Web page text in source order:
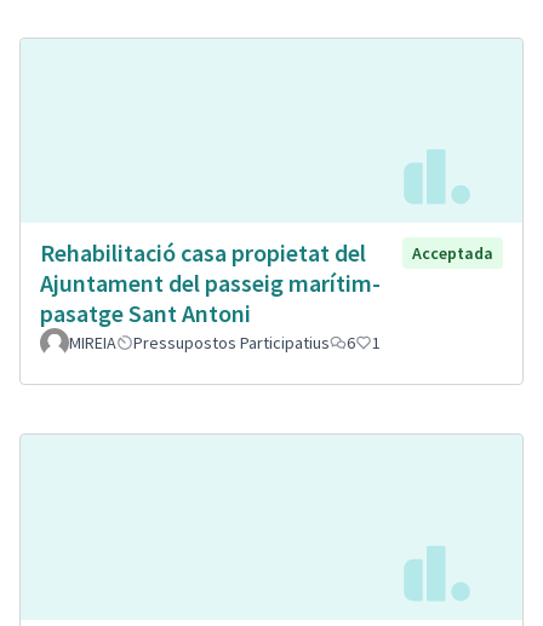
Rehabilitació casa propietat del
Ajuntament del passeig marítim-
pasatge Sant Antoni
Acceptada
MIREIA Pressupostos Participatius 6 1